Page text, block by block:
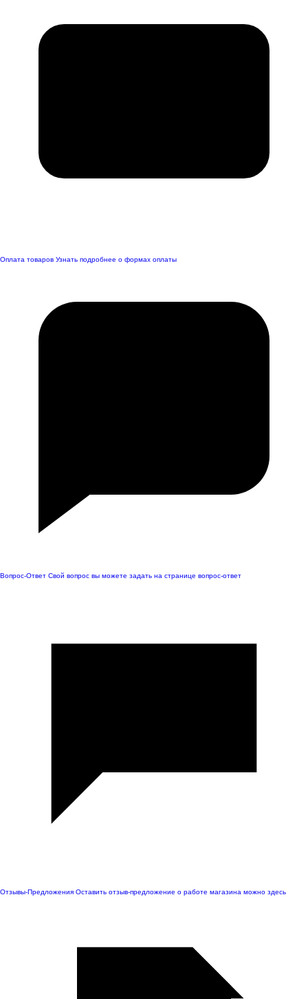
Оплата товаров Узнать подробнее о формах оплаты
Вопрос-Ответ Свой вопрос вы можете задать на странице вопрос-ответ
Отзывы-Предложения Оставить отзыв-предложение о работе магазина можно здесь